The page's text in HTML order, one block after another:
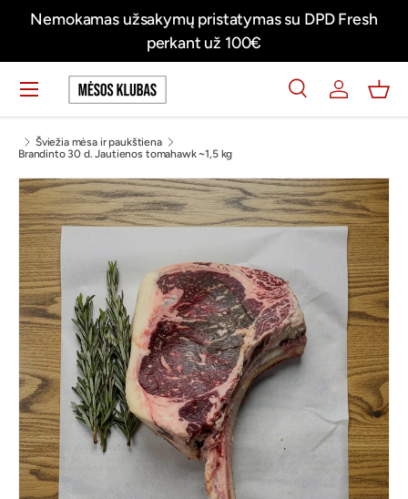
užsakymų pristatymas su DPD Fresh
perkant už 100€
Švieži
Ieškoti
IeškotiPrisijungti
Meniu
Šviežia mėsa ir paukštiena
Brandinto 30 d. Jautienos tomahawk ~1,5 kg